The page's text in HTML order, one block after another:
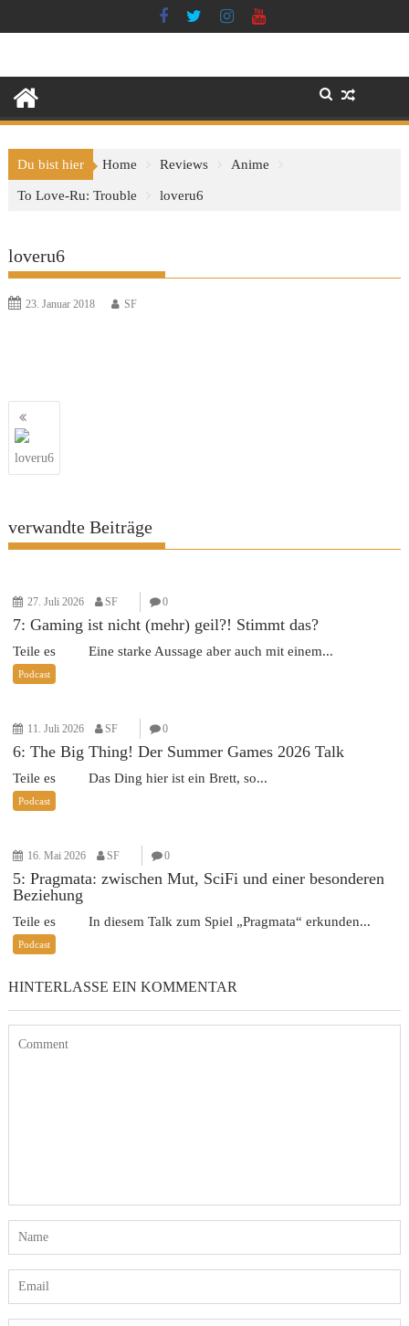
to
Du bist hier Home Reviews Anime
To Love-Ru: Trouble loveru6
loveru6
23. Januar 2018 SF
Beitragsnavigation
loveru6
verwandte Beiträge
27. Juli 2026 SF 0
7: Gaming ist nicht (mehr) geil?! Stimmt das?
Teile es Eine starke Aussage aber auch mit einem...
Podcast
11. Juli 2026 SF 0
6: The Big Thing! Der Summer Games 2026 Talk
Teile es Das Ding hier ist ein Brett, so...
Podcast
16. Mai 2026 SF 0
5: Pragmata: zwischen Mut, SciFi und einer besonderen
Beziehung
Teile es In diesem Talk zum Spiel „Pragmata“ erkunden...
Podcast
HINTERLASSE EIN KOMMENTAR